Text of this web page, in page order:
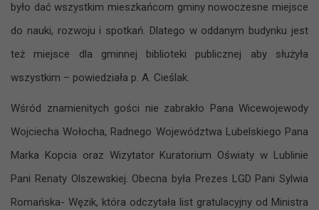
było dać wszystkim mieszkańcom gminy nowoczesne miejsce
do nauki, rozwoju i spotkań. Dlatego w oddanym budynku jest
też miejsce dla gminnej biblioteki publicznej aby służyła
wszystkim – powiedziała p. A. Cieślak.
Wśród znamienitych gości nie zabrakło Pana Wicewojewody
Wojciecha Wołocha, Radnego Województwa Lubelskiego Pana
Marka Kopcia oraz Wizytator Kuratorium Oświaty w Lublinie
Pani Renaty Olszewskiej. Obecna była Prezes LGD Pani Sylwia
Romańska- Węzik, która odczytała list gratulacyjny od Ministra